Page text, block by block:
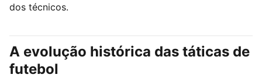
dos técnicos.
A evolução histórica das táticas de
futebol